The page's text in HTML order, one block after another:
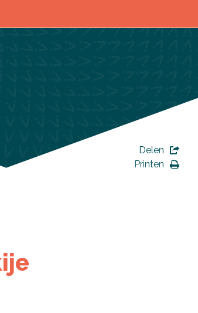
Delen
Printen